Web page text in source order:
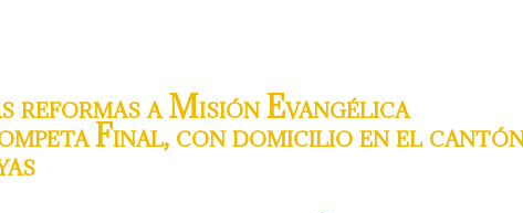
reformas a Misión Evangélica
Final, con domicilio en el